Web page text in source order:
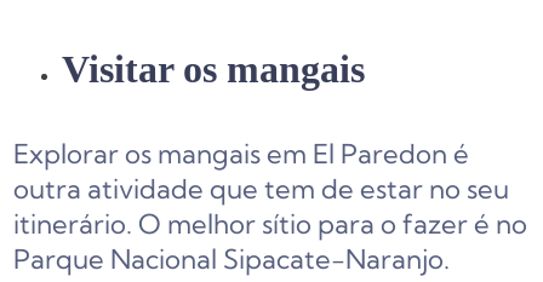
Visitar os mangais
Explorar os mangais em El Paredon é
outra atividade que tem de estar no seu
itinerário. O melhor sítio para o fazer é no
Parque Nacional Sipacate-Naranjo.